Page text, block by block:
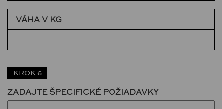
VÁHA V KG
KROK 6
ZADAJTE ŠPECIFICKÉ POŽIADAVKY